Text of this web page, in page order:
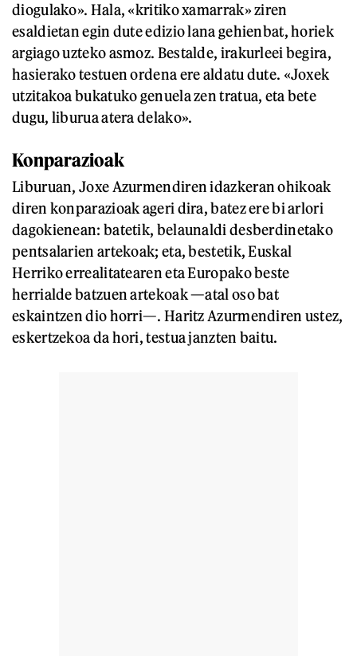
diogulako». Hala, «kritiko xamarrak» ziren
esaldietan egin dute edizio lana gehienbat, horiek
argiago uzteko asmoz. Bestalde, irakurleei begira,
hasierako testuen ordena ere aldatu dute. «Joxek
utzitakoa bukatuko genuela zen tratua, eta bete
dugu, liburua atera delako».
Konparazioak
Liburuan, Joxe Azurmendiren idazkeran ohikoak
diren konparazioak ageri dira, batez ere bi arlori
dagokienean: batetik, belaunaldi desberdinetako
pentsalarien artekoak; eta, bestetik, Euskal
Herriko errealitatearen eta Europako beste
herrialde batzuen artekoak —atal oso bat
eskaintzen dio horri—. Haritz Azurmendiren ustez,
eskertzekoa da hori, testua janzten baitu.